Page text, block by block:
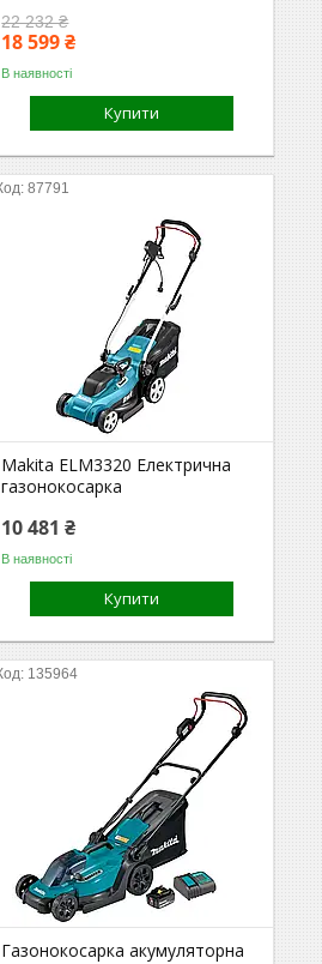
22 232 ₴
18 599 ₴
В наявності
Купити
87791
Makita ELM3320 Електрична
газонокосарка
10 481 ₴
В наявності
Купити
135964
Газонокосарка акумуляторна